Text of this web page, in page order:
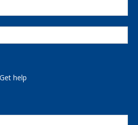
help